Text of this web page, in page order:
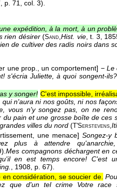
, p. 71, col. 3).
expédition, à la mort, à un
rien désirer(Sand,Hist. vie, t. 3 ,
de cultiver des radis noirs dans
une prop., un comportement] −Le
s'écria Juliette, à quoi songent-
y songer! C'est impossible,
n'aura ni nos goûts, ni nos
vous n'y songez pas, on ne
du pain et une grosse boîte de ces
villes du nord ( T'Serstevens,
une menace] Songez-y
plus à attendre
Mes compagnons déchargent en
en est temps encore! C'est
, 1908 , p. 67).
considération, se soucier de.
que d'un tel crime Votre race